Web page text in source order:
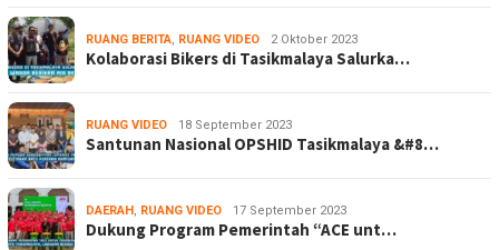
RUANG BERITA, RUANG VIDEO 2 Oktober 2023
Kolaborasi Bikers di Tasikmalaya Salurka…
RUANG VIDEO 18 September 2023
Santunan Nasional OPSHID Tasikmalaya &#8…
DAERAH , RUANG VIDEO 17 September 2023
Dukung Program Pemerintah “ACE unt…